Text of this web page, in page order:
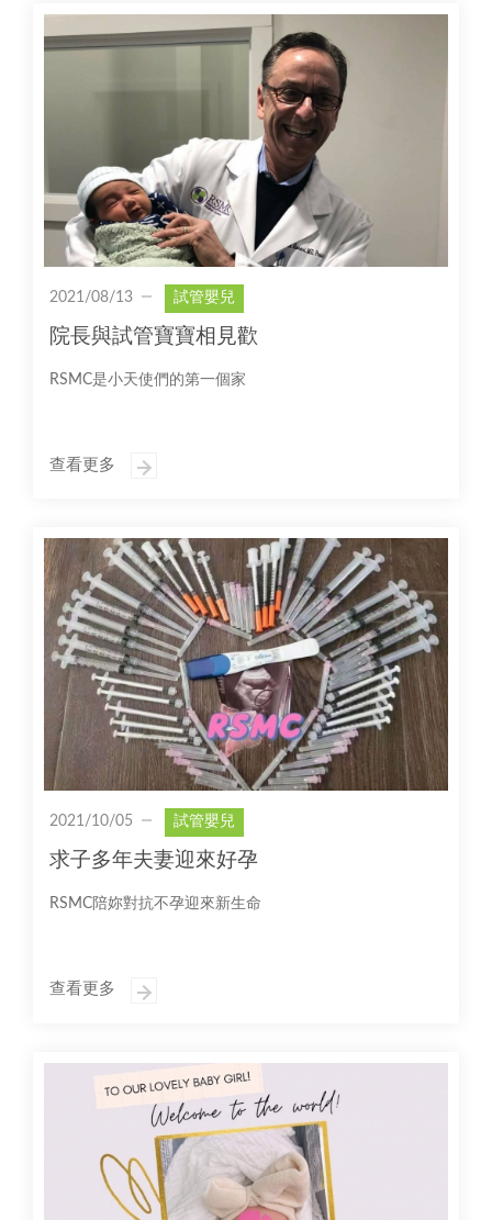
2021/08/13 試管嬰兒
院長與試管寶寶相見歡
RSMC是小天使們的第一個家
查看更多
2021/10/05 試管嬰兒
求子多年夫妻迎來好孕
RSMC陪妳對抗不孕迎來新生命
查看更多